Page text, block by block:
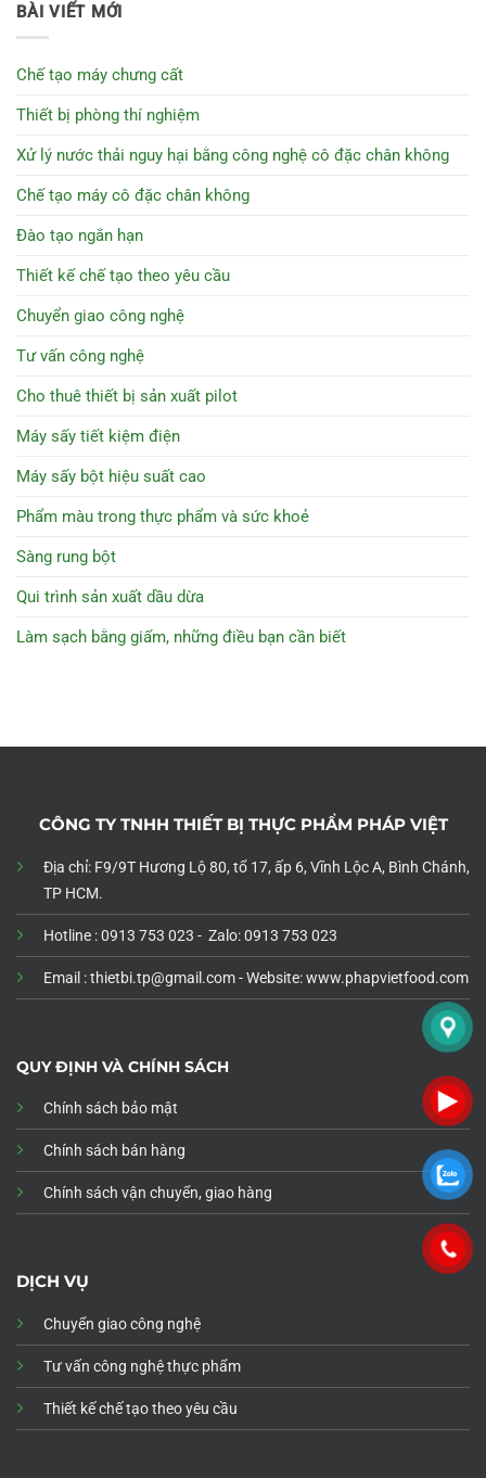
BÀI VIẾT MỚI
Chế tạo máy chưng cất
Thiết bị phòng thí nghiệm
Xử lý nước thải nguy hại bằng công nghệ cô đặc chân không
Chế tạo máy cô đặc chân không
Đào tạo ngắn hạn
Thiết kế chế tạo theo yêu cầu
Chuyển giao công nghệ
Tư vấn công nghệ
Cho thuê thiết bị sản xuất pilot
Máy sấy tiết kiệm điện
Máy sấy bột hiệu suất cao
Phẩm màu trong thực phẩm và sức khoẻ
Sàng rung bột
Qui trình sản xuất dầu dừa
Làm sạch bằng giấm, những điều bạn cần biết
CÔNG TY TNHH THIẾT BỊ THỰC PHẨM PHÁP VIỆT
Địa chỉ: F9/9T Hương Lộ 80, tổ 17, ấp 6, Vĩnh Lộc A, Bình Chánh,
TP HCM.
Hotline : 0913 753 023 - Zalo: 0913 753 023
Email : thietbi.tp@gmail.com -Website: www.phapvietfood.com
QUY ĐỊNH VÀ CHÍNH SÁCH
Chính sách bảo mật
Chính sách bán hàng
Chính sách vận chuyển, giao hàng
DỊCH VỤ
Chuyển giao công nghệ
Tư vấn công nghệ thực phẩm
Thiết kế chế tạo theo yêu cầu